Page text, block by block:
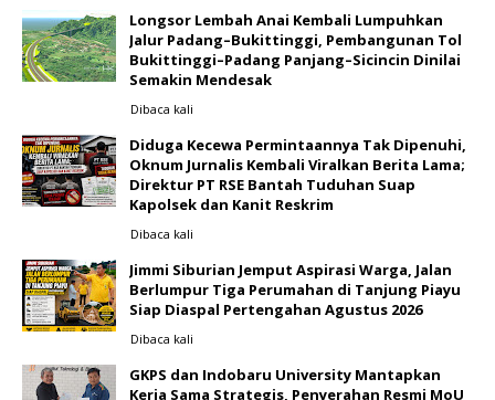
Longsor Lembah Anai Kembali Lumpuhkan
Jalur Padang–Bukittinggi, Pembangunan Tol
Bukittinggi–Padang Panjang–Sicincin Dinilai
Semakin Mendesak
Dibaca kali
Diduga Kecewa Permintaannya Tak Dipenuhi,
Oknum Jurnalis Kembali Viralkan Berita Lama;
Direktur PT RSE Bantah Tuduhan Suap
Kapolsek dan Kanit Reskrim
Dibaca kali
Jimmi Siburian Jemput Aspirasi Warga, Jalan
Berlumpur Tiga Perumahan di Tanjung Piayu
Siap Diaspal Pertengahan Agustus 2026 ‎
Dibaca kali
GKPS dan Indobaru University Mantapkan
Kerja Sama Strategis, Penyerahan Resmi MoU